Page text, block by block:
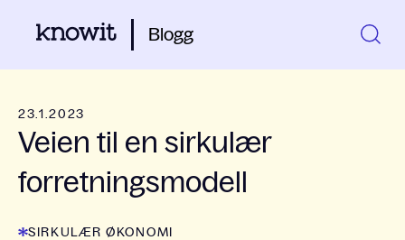
Blogg
23.1.2023
Veien til en sirkulær
forretningsmodell
SIRKULÆR ØKONOMI